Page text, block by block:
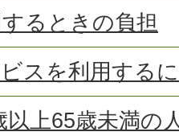
るときの負担
スを利用する
以上65歳未満の